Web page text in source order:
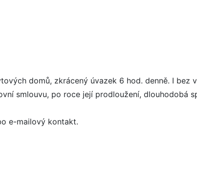
domů, zkrácený úvazek 6 hod. denně. I bez
smlouvu, po roce její prodloužení, dlouhodobá
e-mailový kontakt.